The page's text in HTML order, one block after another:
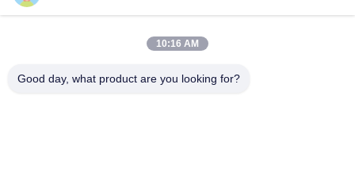
ordinateur de gorge
10:16 AM
Good day, what product are you looking for?